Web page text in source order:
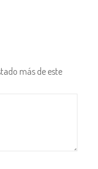
más de este